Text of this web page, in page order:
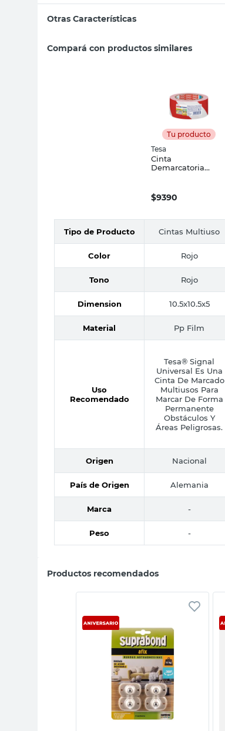
Otras Características
Compará con productos similares
Tu producto
Tesa
Cinta
Demarcatoria
$9390
Tipo de Producto Cintas Multiuso
Color Rojo
Tono Rojo
Dimension 10.5x10.5x5
Material Pp Film
Uso
Recomendado
Tesa® Signal
Universal Es Una
Cinta De Marcado
Multiusos Para
Marcar De Forma
Permanente
Obstáculos Y
Áreas Peligrosas.
Origen Nacional
País de Origen Alemania
Marca -
Peso -
Productos recomendados
Vista rápida